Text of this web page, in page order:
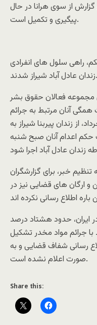
از سوی هرانا در حال
پیگیری و تکمیل است.
راهی سلول های انفرادی
زندان عادل آباد شیراز شدند.
مجموعه فعالان حقوق بشر
همگی آنان مرتبط به جرائم
مخدر است، امروز جمعه ۱۵ خرداد، از زندان پیربنا شیراز به
حکم اعدام آنان صبح شنبه
خبر، برای گزارشگران
ارگان های قضایی نیز در
ایران، حدود هشتاد درصد
با جرائم مواد مخدر تشکیل
رسانی شفاف قضایی و به
صورت اعلام نشده است.
Share this: